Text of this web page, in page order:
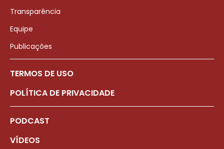
Transparência
Equipe
Publicações
TERMOS DE USO
POLÍTICA DE PRIVACIDADE
PODCAST
VÍDEOS